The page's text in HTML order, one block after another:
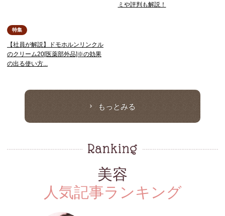
特集
【社員が解説】ドモホルンリンクル
のクリーム20[医薬部外品]※の効果
の出る使い方...
ミや評判も解説！
もっとみる
美容
人気記事ランキング